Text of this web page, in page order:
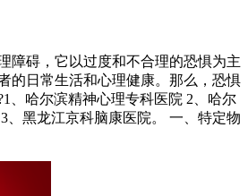
障碍，它以过度和不合理的恐惧为主
的日常生活和心理健康。那么，恐惧
、哈尔滨精神心理专科医院 2、哈尔
、黑龙江京科脑康医院。 一、特定物